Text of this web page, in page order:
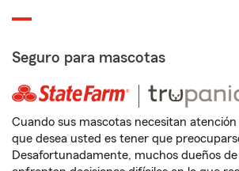
Seguro para mascotas
Cuando sus mascotas necesitan
que desea usted es tener que
Desafortunadamente, muchos dueños